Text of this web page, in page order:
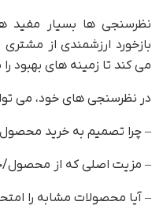
نظرسنجی ها بسیار مفید
بازخورد ارزشمندی از
می کند تا زمینه های بهبود را
در نظرسنجی های خود، می
– چرا تصمیم به خرید محصول
– مزیت اصلی که از
– آیا محصولات مشابه را